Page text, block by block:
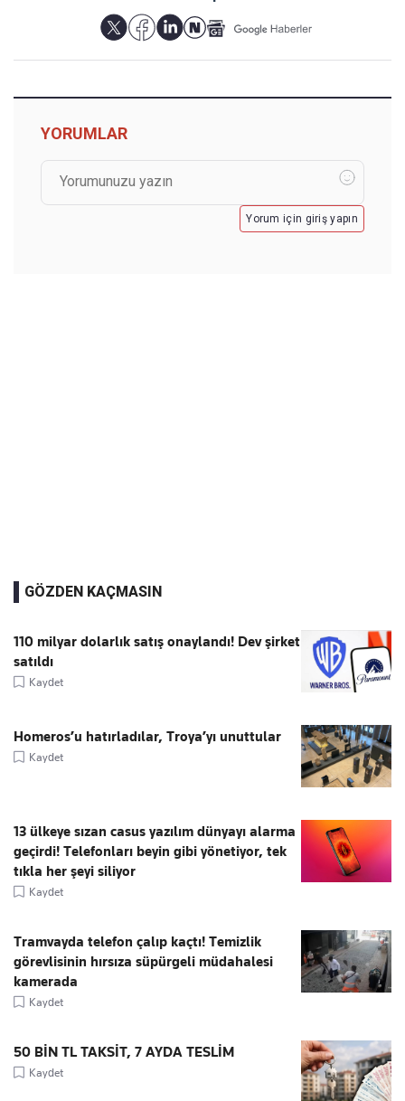
YORUMLAR
Yorum için giriş yapın
GÖZDEN KAÇMASIN
110 milyar dolarlık satış onaylandı! Dev şirket
satıldı
Kaydet
Homeros’u hatırladılar, Troya’yı unuttular
Kaydet
13 ülkeye sızan casus yazılım dünyayı alarma
geçirdi! Telefonları beyin gibi yönetiyor, tek
tıkla her şeyi siliyor
Kaydet
Tramvayda telefon çalıp kaçtı! Temizlik
görevlisinin hırsıza süpürgeli müdahalesi
kamerada
Kaydet
50 BİN TL TAKSİT, 7 AYDA TESLİM
Kaydet